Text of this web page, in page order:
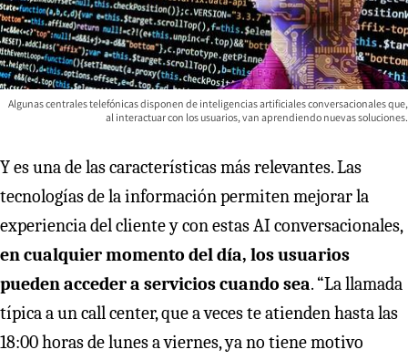
Algunas centrales telefónicas disponen de inteligencias artificiales conversacionales que,
al interactuar con los usuarios, van aprendiendo nuevas soluciones.
Y es una de las características más relevantes. Las
tecnologías de la información permiten mejorar la
experiencia del cliente y con estas AI conversacionales,
en cualquier momento del día, los usuarios
pueden acceder a servicios cuando sea. “La llamada
típica a un call center, que a veces te atienden hasta las
18:00 horas de lunes a viernes, ya no tiene motivo